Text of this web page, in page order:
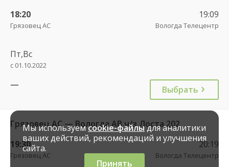
18:20
Грязовец АС
19:09
Вологда Телецентр
Пт,Вс
с 01.10.2022
— Выбрать
Грязовец АС — Вологда АВ ч/з Лоста 202
19:30
Грязовец АС
20:19
Вологда Телецентр
Мы используемcookie-файлыдля аналитики
ваших действий, рекомендаций и улучшения
сайта.
Принять